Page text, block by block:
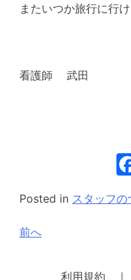
またいつか旅行に行け
看護師 武田
Posted in スタッフの
投
前へ
利用規約 ｜